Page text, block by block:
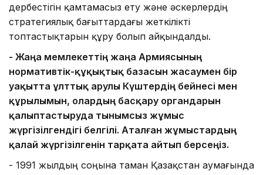
дербестігін қамтамасыз ету және әскерлердің
стратегиялық бағыттардағы жеткілікті
топтастықтарын құру болып айқындалды.
- Жаңа мемлекеттің жаңа Армиясының
нормативтік-құқықтық базасын жасаумен бір
уақытта ұлттық Қарулы Күштердің бейнесі мен
құрылымын, олардың басқару органдарын
қалыптастыруда тынымсыз жұмыс
жүргізілгендігі белгілі. Аталған жұмыстардың
қалай жүргізілгенін тарқата айтып берсеңіз.
- 1991 жылдың соңына таман Қазақстан аумағында